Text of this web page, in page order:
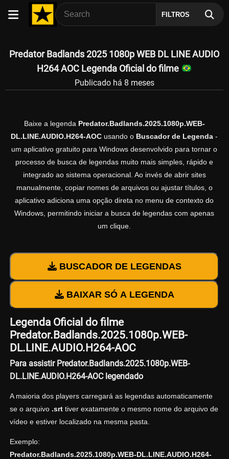
FILTROS
Predator Badlands 2025 1080p WEB DL LINE AUDIO
H264 AOC Legenda Oficial do filme
Publicado há 8 meses
Baixe a legenda Predator.Badlands.2025.1080p.WEB-
DL.LINE.AUDIO.H264-AOC usando o Buscador de Legenda -
um aplicativo gratuito para Windows desenvolvido para tornar o
processo de busca de legendas muito mais simples, rápido e
integrado ao sistema operacional. Ao invés de abrir sites
manualmente, copiar nomes de arquivos ou ajustar títulos, o
aplicativo adiciona uma opção direta no menu de contexto do
Windows, permitindo iniciar a busca de legendas com apenas
um clique.
BUSCADOR DE LEGENDAS
BAIXAR SÓ A LEGENDA
Legenda Oficial do filme
Predator.Badlands.2025.1080p.WEB-
DL.LINE.AUDIO.H264-AOC
Para assistir Predator.Badlands.2025.1080p.WEB-
DL.LINE.AUDIO.H264-AOC legendado
A maioria dos players carregará as legendas automaticamente
se o arquivo .srttiver exatamente o mesmo nome do arquivo de
vídeo e estiver localizado na mesma pasta.
Exemplo:
Predator.Badlands.2025.1080p.WEB-DL.LINE.AUDIO.H264-